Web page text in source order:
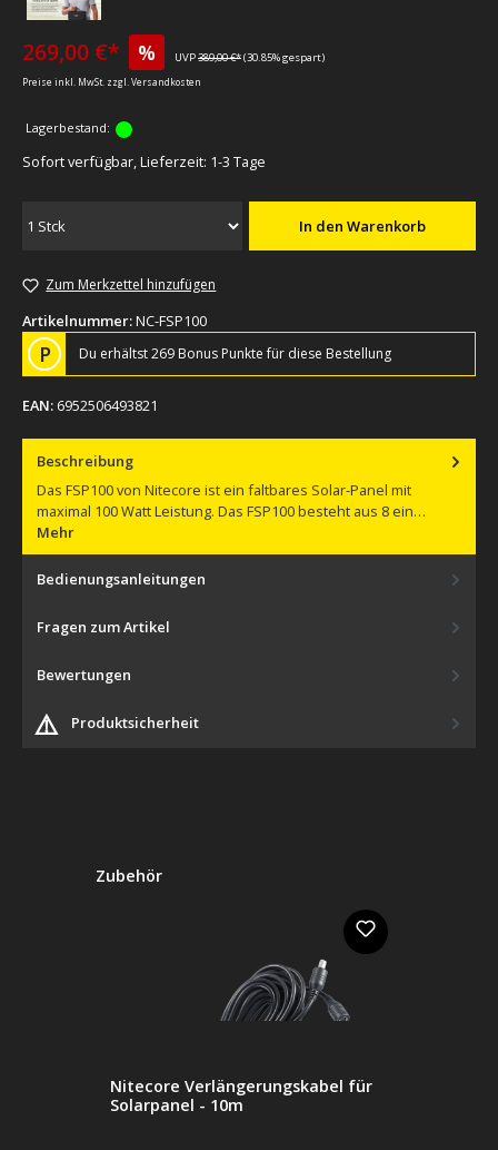
269,00 €* % UVP389,00 €*(30.85% gespart)
Preise inkl. MwSt. zzgl. Versandkosten
Lagerbestand:
Sofort verfügbar, Lieferzeit: 1-3 Tage
In den Warenkorb
Zum Merkzettel hinzufügen
Artikelnummer:NC-FSP100
P Du erhältst 269 Bonus Punkte für diese Bestellung
EAN: 6952506493821
Beschreibung
Das FSP100 von Nitecore ist ein faltbares Solar-Panel mit
maximal 100 Watt Leistung. Das FSP100 besteht aus 8 ein…
Mehr
Bedienungsanleitungen
⚠️ Produktsicherheit
Fragen zum Artikel
Bewertungen
Produktgalerie überspringen
Zubehör
Nitecore Verlängerungskabel für
Solarpanel - 10m